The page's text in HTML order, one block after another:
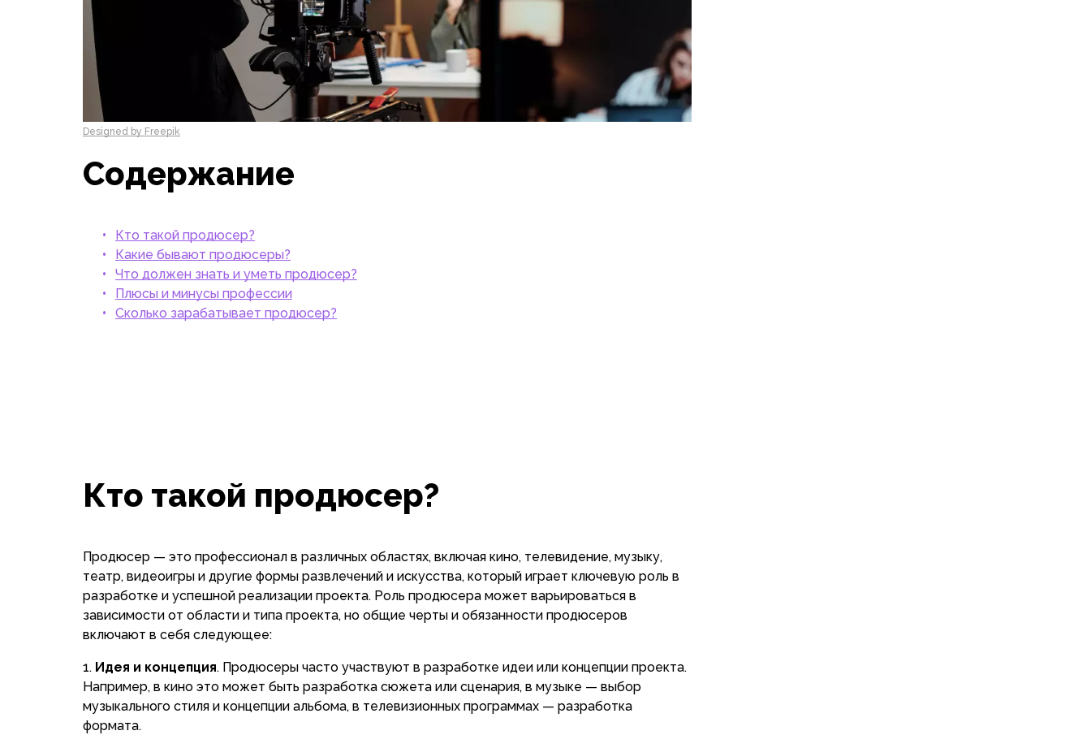
Designed by Freepik
Содержание
Кто такой продюсер?
Какие бывают продюсеры?
Что должен знать и уметь продюсер?
Плюсы и минусы профессии
Сколько зарабатывает продюсер?
Кто такой продюсер?
Продюсер — это профессионал в различных областях, включая кино, телевидение, музыку,
театр, видеоигры и другие формы развлечений и искусства, который играет ключевую роль в
разработке и успешной реализации проекта. Роль продюсера может варьироваться в
зависимости от области и типа проекта, но общие черты и обязанности продюсеров
включают в себя следующее:
Идея и концепция. Продюсеры часто участвуют в разработке идеи или концепции проекта.
Например, в кино это может быть разработка сюжета или сценария, в музыке — выбор
музыкального стиля и концепции альбома, в телевизионных программах — разработка
формата.